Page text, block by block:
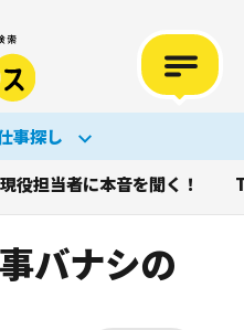
事探し
現役担当者に本音を聞く！
バナシの